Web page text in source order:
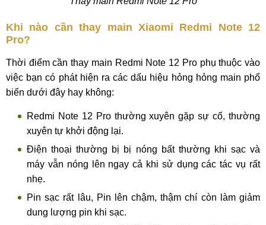
Khi nào cần thay main Xiaomi Redmi Note 12
Pro?
Thời điểm cần thay main Redmi Note 12 Pro phụ thuộc vào
việc bạn có phát hiện ra các dấu hiệu hỏng hỏng main phổ
biến dưới đây hay không:
Redmi Note 12 Pro thường xuyên gặp sự cố, thường
xuyên tự khởi động lại.
Điện thoại thường bị bị nóng bất thường khi sạc và
máy vẫn nóng lên ngay cả khi sử dụng các tác vụ rất
nhẹ.
Pin sạc rất lâu, Pin lên chậm, thậm chí còn làm giảm
dung lượng pin khi sạc.